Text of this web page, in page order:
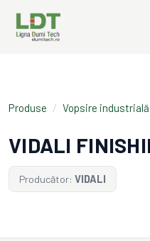
Produse / Vopsire industrială
VIDALI
Producător: VIDALI